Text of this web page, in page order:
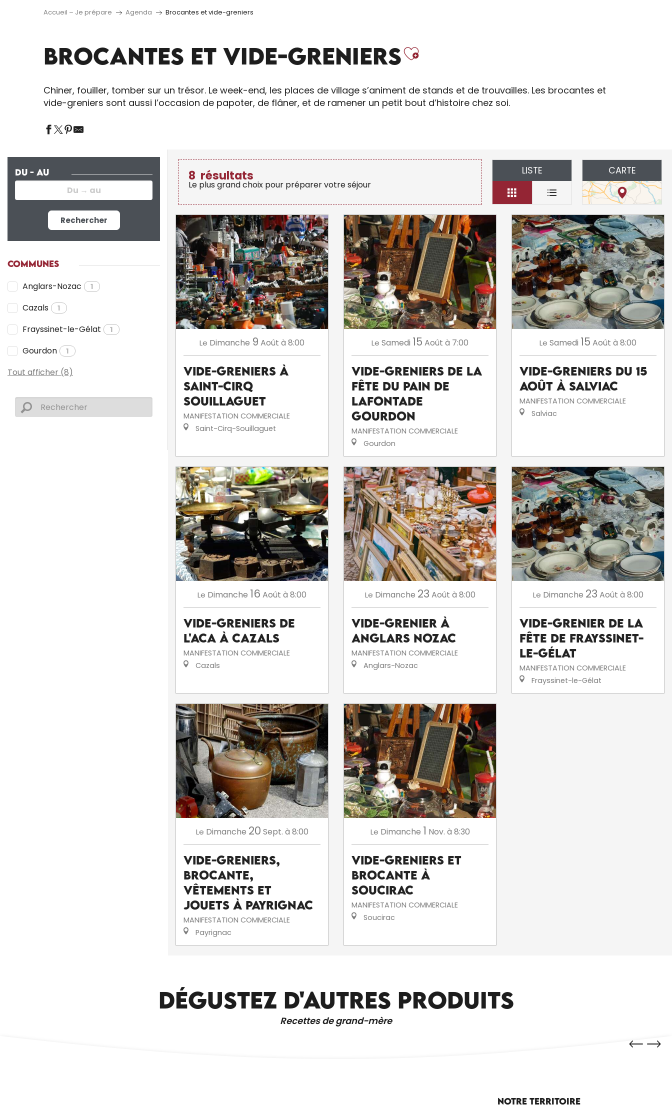
Accueil – Je prépare Agenda Brocantes et vide-greniers
BROCANTES ET VIDE-GRENIERSAjouter aux favoris
Chiner, fouiller, tomber sur un trésor. Le week-end, les places de village s’animent de stands et de trouvailles. Les brocantes et
vide-greniers sont aussi l’occasion de papoter, de flâner, et de ramener un petit bout d’histoire chez soi.
DU - AU
Rechercher
COMMUNES
Anglars-Nozac 1
Cazals 1
Frayssinet-le-Gélat 1
Gourdon 1
Tout afficher (8)
8 résultats
Le plus grand choix pour préparer votre séjour
LISTE CARTE
Le Dimanche 9 Août à 8:00
Vide-greniers à
Saint-Cirq
Souillaguet
MANIFESTATION COMMERCIALE
Saint-Cirq-Souillaguet
Le Samedi 15 Août à 7:00
Vide-Greniers de la
fête du pain de
Lafontade
Gourdon
MANIFESTATION COMMERCIALE
Gourdon
Le Samedi 15 Août à 8:00
Vide-greniers du 15
août à Salviac
MANIFESTATION COMMERCIALE
Salviac
Le Dimanche 16 Août à 8:00
Vide-greniers de
l'ACA à Cazals
MANIFESTATION COMMERCIALE
Cazals
Le Dimanche 23 Août à 8:00
Vide-grenier à
Anglars Nozac
MANIFESTATION COMMERCIALE
Anglars-Nozac
Le Dimanche 23 Août à 8:00
Vide-grenier de la
fête de Frayssinet-
le-Gélat
MANIFESTATION COMMERCIALE
Frayssinet-le-Gélat
Le Dimanche 20 Sept. à 8:00
Vide-Greniers,
Brocante,
Vêtements et
Jouets à Payrignac
MANIFESTATION COMMERCIALE
Payrignac
Le Dimanche 1 Nov. à 8:30
Vide-greniers et
brocante à
Soucirac
MANIFESTATION COMMERCIALE
Soucirac
DÉGUSTEZ D'AUTRES PRODUITS
Recettes de grand-mère
LOCATIONS DE VOITURE ET TAXIS
Notre territoire